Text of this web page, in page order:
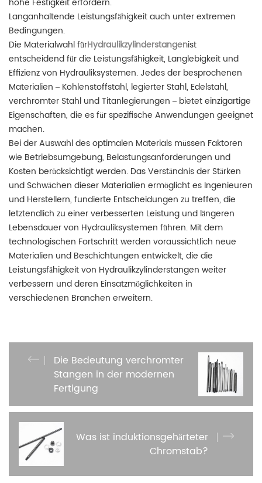
hohe Festigkeit erfordern.
Langanhaltende Leistungsfähigkeit auch unter extremen
Bedingungen.
Die Materialwahl fürHydraulikzylinderstangenist
entscheidend für die Leistungsfähigkeit, Langlebigkeit und
Effizienz von Hydrauliksystemen. Jedes der besprochenen
Materialien – Kohlenstoffstahl, legierter Stahl, Edelstahl,
verchromter Stahl und Titanlegierungen – bietet einzigartige
Eigenschaften, die es für spezifische Anwendungen geeignet
machen.
Bei der Auswahl des optimalen Materials müssen Faktoren
wie Betriebsumgebung, Belastungsanforderungen und
Kosten berücksichtigt werden. Das Verständnis der Stärken
und Schwächen dieser Materialien ermöglicht es Ingenieuren
und Herstellern, fundierte Entscheidungen zu treffen, die
letztendlich zu einer verbesserten Leistung und längeren
Lebensdauer von Hydrauliksystemen führen. Mit dem
technologischen Fortschritt werden voraussichtlich neue
Materialien und Beschichtungen entwickelt, die die
Leistungsfähigkeit von Hydraulikzylinderstangen weiter
verbessern und deren Einsatzmöglichkeiten in
verschiedenen Branchen erweitern.
Die Bedeutung verchromter
Stangen in der modernen
Fertigung
Was ist induktionsgehärteter
Chromstab?